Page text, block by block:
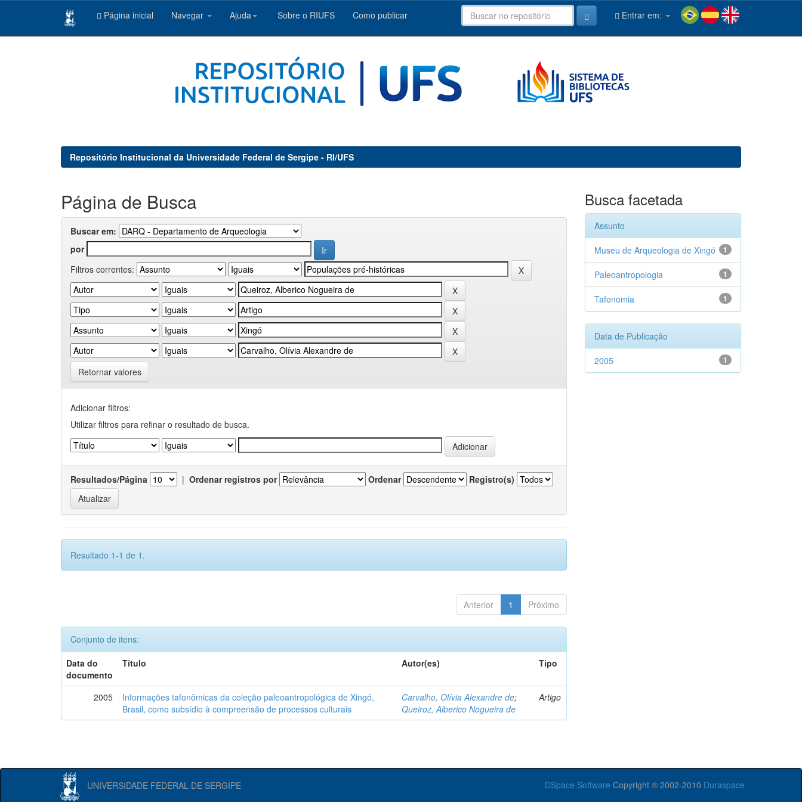
Página inicial Navegar Ajuda Sobre o RIUFS Como publicar Entrar em:
Repositório Institucional da Universidade Federal de Sergipe - RI/UFS
Página de Busca
Buscar em:
por
Filtros correntes:
Retornar valores
Adicionar filtros:
Utilizar filtros para refinar o resultado de busca.
Resultados/Página | Ordenar registros por Ordenar Registro(s)
Resultado 1-1 de 1.
Anterior 1 Próximo
Conjunto de itens:
Data do
documento
Título Autor(es) Tipo
2005
Informações tafonômicas da coleção paleoantropológica de Xingó,
Brasil, como subsídio à compreensão de processos culturais
Carvalho, Olívia Alexandre de;
Queiroz, Alberico Nogueira de
Artigo
Busca facetada
Assunto
1
Museu de Arqueologia de Xingó
1
Paleoantropologia
1
Tafonomia
Data de Publicação
1
2005
UNIVERSIDADE FEDERAL DE SERGIPE DSpace Software Copyright © 2002-2010 Duraspace